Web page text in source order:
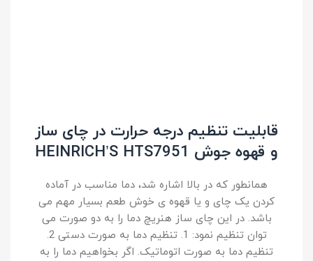
قابلیت تنظیم درجه حرارت در چای ساز
و قهوه جوش HEINRICH’S HTS7951
همانطور که در بالا اشاره شد، دما مناسب در آماده
کردن یک چای و یا قهوه ی خوش طعم بسیار مهم می
باشد. در این چای ساز هنریچ دما را به دو صورت می
توان تنظیم نمود: 1. تنظیم دما به صورت دستی 2.
تنظیم دما به صورت اتوماتیک. اگر بخواهیم دما را به